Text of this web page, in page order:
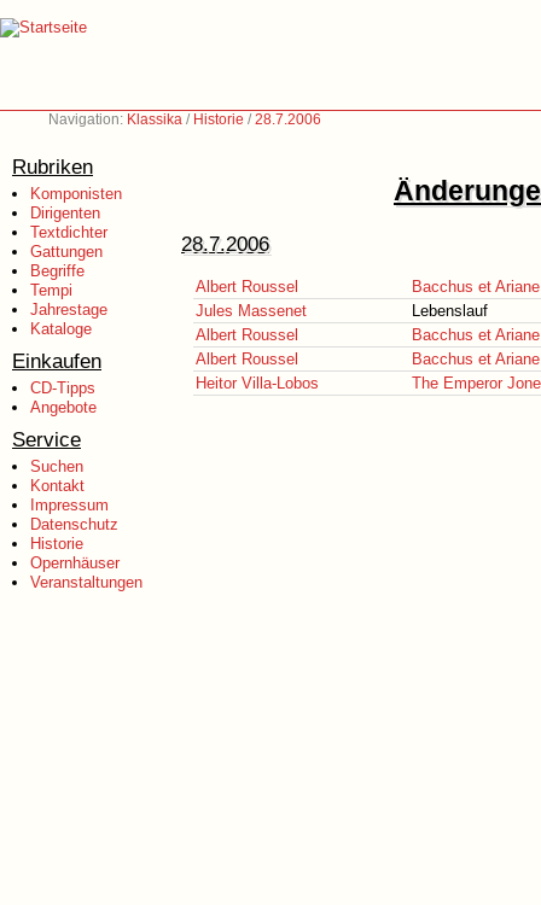
Navigation: Klassika / Historie /28.7.2006
Rubriken
Komponisten
Dirigenten
Textdichter
Gattungen
Begriffe
Tempi
Jahrestage
Kataloge
Einkaufen
CD-Tipps
Angebote
Service
Suchen
Kontakt
Impressum
Datenschutz
Historie
Opernhäuser
Veranstaltungen
28.7.2006
Albert Roussel
Bacchus et Ariane
Jules Massenet
Lebenslauf
Albert Roussel
Bacchus et
Albert Roussel
Bacchus et
Heitor Villa-Lobos
The Emperor